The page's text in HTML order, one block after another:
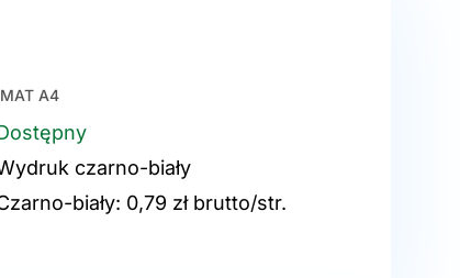
A4
czarno-biały
biały: 0,79 zł brutto/str.